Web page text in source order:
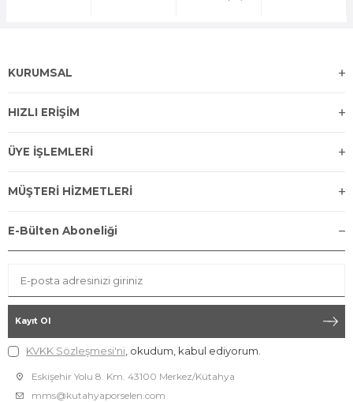
KURUMSAL
HIZLI ERİŞİM
ÜYE İŞLEMLERİ
MÜŞTERİ HİZMETLERİ
E-Bülten Aboneliği
Kayıt Ol
KVKK Sözleşmesi'ni , okudum, kabul ediyorum.
Eskişehir Yolu 8. Km. 43100 Merkez/Kütahya
mms@kutahyaporselen.com